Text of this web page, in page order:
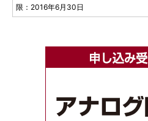
限：2016年6月30日